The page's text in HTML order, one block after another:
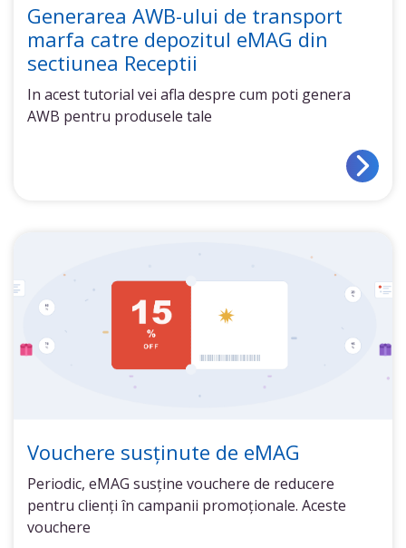
Generarea AWB-ului de transport
marfa catre depozitul eMAG din
sectiunea Receptii
In acest tutorial vei afla despre cum poti genera
AWB pentru produsele tale
Vouchere susținute de eMAG
Periodic, eMAG susține vouchere de reducere
pentru clienți în campanii promoționale. Aceste
vouchere